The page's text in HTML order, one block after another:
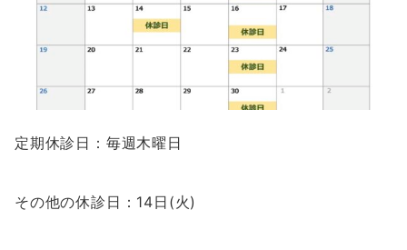
定期休診日：毎週木曜日
その他の休診日：14日(火)